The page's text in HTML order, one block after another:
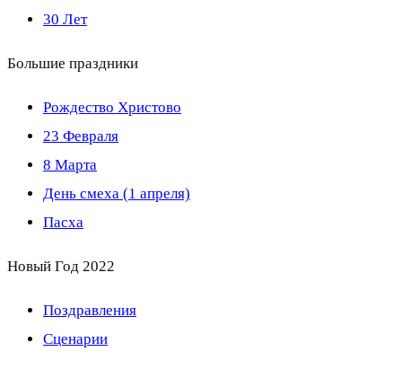
30 Лет
Большие праздники
Рождество Христово
23 Февраля
8 Марта
День смеха (1 апреля)
Пасха
Новый Год 2022
Поздравления
Сценарии